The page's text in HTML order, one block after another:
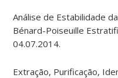
Análise de Estabilidade
Bénard-Poiseuille
04.07.2014.
Extração, Purificação,